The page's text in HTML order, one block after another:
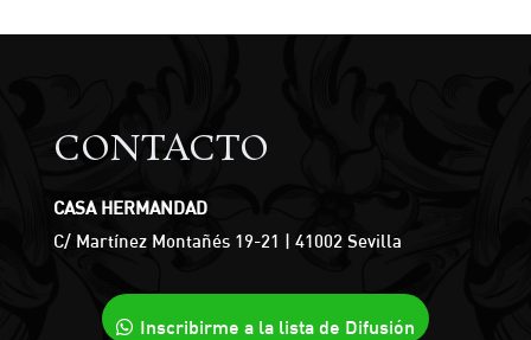
CONTACTO
CASA HERMANDAD
C/ Martínez Montañés 19-21 | 41002 Sevilla
Inscribirme a la lista de Difusión